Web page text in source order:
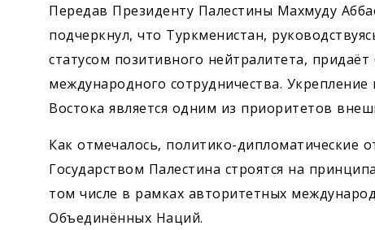
Передав Президенту Палестины Махмуду
подчеркнул, что Туркменистан,
статусом позитивного нейтралитета,
международного сотрудничества.
Востока является одним из приоритетов
Как отмечалось, политико-дипломатические
Государством Палестина строятся на
том числе в рамках авторитетных
Объединённых Наций.